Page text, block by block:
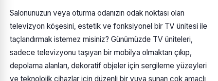
Salonunuzun veya oturma odanızın odak noktası olan
televizyon köşesini, estetik ve fonksiyonel bir TV ünitesi ile
taçlandırmak istemez misiniz? Günümüzde TV üniteleri,
sadece televizyonu taşıyan bir mobilya olmaktan çıkıp,
depolama alanları, dekoratif objeler için sergileme yüzeyleri
ve teknolojik cihazlar için düzenli bir yuva sunan çok amaçlı